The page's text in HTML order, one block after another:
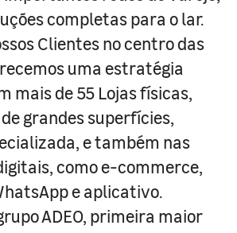
completas para o lar.
Clientes no centro das
uma estratégia
mais de 55 Lojas físicas,
grandes superfícies,
e também nas
como e-commerce,
e aplicativo.
ADEO, primeira maior